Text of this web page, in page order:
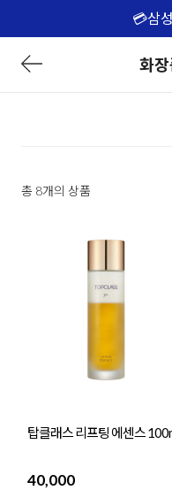
💳삼
화
총 8개의 상품
탑클래스 리프팅 에센스
40,000